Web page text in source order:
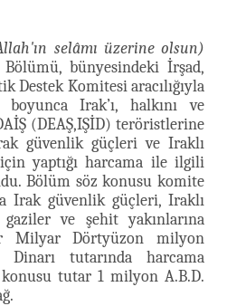
selâmı üzerine olsun)
bünyesindeki İrşad,
Destek Komitesi aracılığıyla
Irak’ı, halkını ve
(DEAŞ,IŞİD) teröristlerine
güvenlik güçleri ve Iraklı
yaptığı harcama ile ilgili
Bölüm söz konusu komite
Irak güvenlik güçleri, Iraklı
ve şehit yakınlarına
Milyar Dörtyüzon milyon
Dinarı tutarında harcama
konusu tutar 1 milyon A.B.D.